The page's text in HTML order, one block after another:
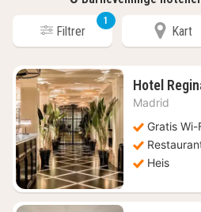
Filtrer
1
Kart
Hotel
Madrid
Gratis Wi-
Heis